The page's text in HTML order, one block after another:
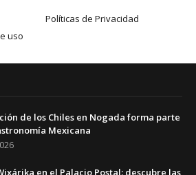
Políticas de Privacidad
uso
de los Chiles en Nogada forma parte
Mexicana
en el Palacio Postal: descubre las